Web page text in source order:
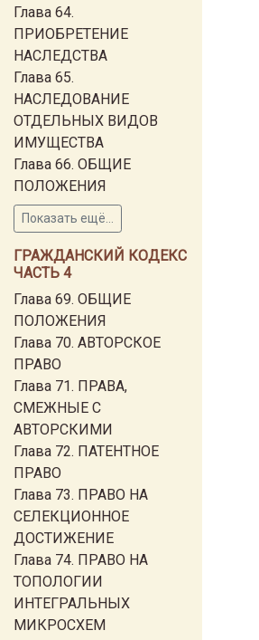
Глава 64.
ПРИОБРЕТЕНИЕ
НАСЛЕДСТВА
Глава 65.
НАСЛЕДОВАНИЕ
ОТДЕЛЬНЫХ ВИДОВ
ИМУЩЕСТВА
Глава 66. ОБЩИЕ
ПОЛОЖЕНИЯ
Показать ещё...
ГРАЖДАНСКИЙ КОДЕКС
ЧАСТЬ 4
Глава 69. ОБЩИЕ
ПОЛОЖЕНИЯ
Глава 70. АВТОРСКОЕ
ПРАВО
Глава 71. ПРАВА,
СМЕЖНЫЕ С
АВТОРСКИМИ
Глава 72. ПАТЕНТНОЕ
ПРАВО
Глава 73. ПРАВО НА
СЕЛЕКЦИОННОЕ
ДОСТИЖЕНИЕ
Глава 74. ПРАВО НА
ТОПОЛОГИИ
ИНТЕГРАЛЬНЫХ
МИКРОСХЕМ